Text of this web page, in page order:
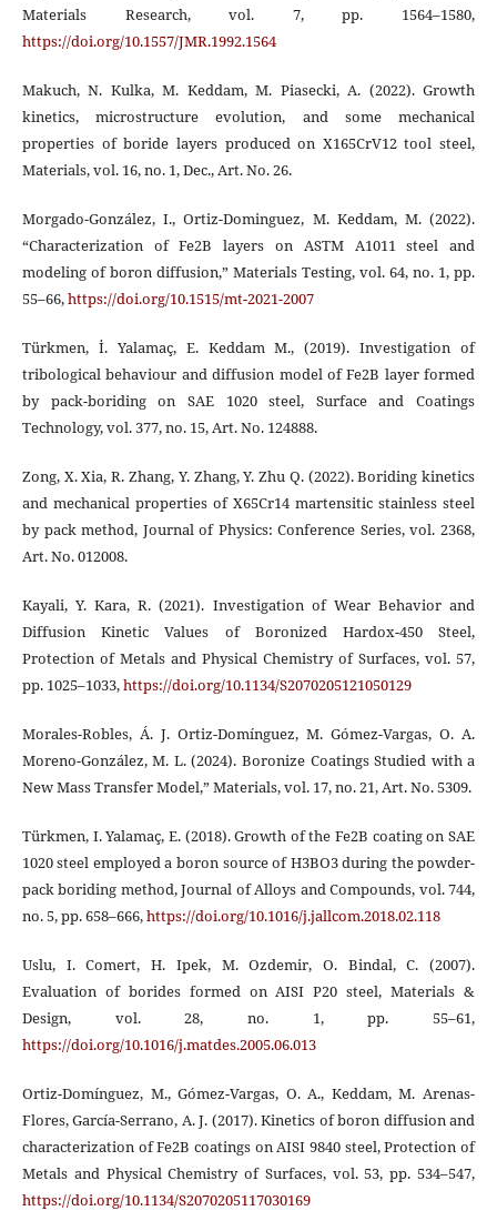
Materials Research, vol. 7, pp. 1564–1580,
https://doi.org/10.1557/JMR.1992.1564
Makuch, N. Kulka, M. Keddam, M. Piasecki, A. (2022). Growth
kinetics, microstructure evolution, and some mechanical
properties of boride layers produced on X165CrV12 tool steel,
Materials, vol. 16, no. 1, Dec., Art. No. 26.
Morgado-González, I., Ortiz-Dominguez, M. Keddam, M. (2022).
“Characterization of Fe2B layers on ASTM A1011 steel and
modeling of boron diffusion,” Materials Testing, vol. 64, no. 1, pp.
55–66,https://doi.org/10.1515/mt-2021-2007
Türkmen, İ. Yalamaç, E. Keddam M., (2019). Investigation of
tribological behaviour and diffusion model of Fe2B layer formed
by pack-boriding on SAE 1020 steel, Surface and Coatings
Technology, vol. 377, no. 15, Art. No. 124888.
Zong, X. Xia, R. Zhang, Y. Zhang, Y. Zhu Q. (2022). Boriding kinetics
and mechanical properties of X65Cr14 martensitic stainless steel
by pack method, Journal of Physics: Conference Series, vol. 2368,
Art. No. 012008.
Kayali, Y. Kara, R. (2021). Investigation of Wear Behavior and
Diffusion Kinetic Values of Boronized Hardox-450 Steel,
Protection of Metals and Physical Chemistry of Surfaces, vol. 57,
pp. 1025–1033,https://doi.org/10.1134/S2070205121050129
Morales-Robles, Á. J. Ortiz-Domínguez, M. Gómez-Vargas, O. A.
Moreno-González, M. L. (2024). Boronize Coatings Studied with a
New Mass Transfer Model,” Materials, vol. 17, no. 21, Art. No. 5309.
Türkmen, I. Yalamaç, E. (2018). Growth of the Fe2B coating on SAE
1020 steel employed a boron source of H3BO3 during the powder-
pack boriding method, Journal of Alloys and Compounds, vol. 744,
no. 5, pp. 658–666,https://doi.org/10.1016/j.jallcom.2018.02.118
Uslu, I. Comert, H. Ipek, M. Ozdemir, O. Bindal, C. (2007).
Evaluation of borides formed on AISI P20 steel, Materials &
Design, vol. 28, no. 1, pp. 55–61,
https://doi.org/10.1016/j.matdes.2005.06.013
Ortiz-Domínguez, M., Gómez-Vargas, O. A., Keddam, M. Arenas-
Flores, García-Serrano, A. J. (2017). Kinetics of boron diffusion and
characterization of Fe2B coatings on AISI 9840 steel, Protection of
Metals and Physical Chemistry of Surfaces, vol. 53, pp. 534–547,
https://doi.org/10.1134/S2070205117030169